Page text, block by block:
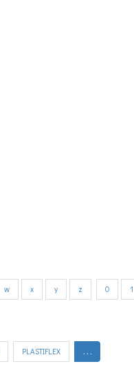
w x y z 0 1
PLASTIFLEX . . .